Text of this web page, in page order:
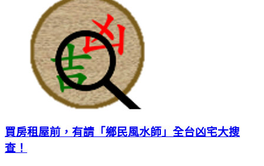
買房租屋前，有請「鄉民風水師」全台凶宅大搜
查！